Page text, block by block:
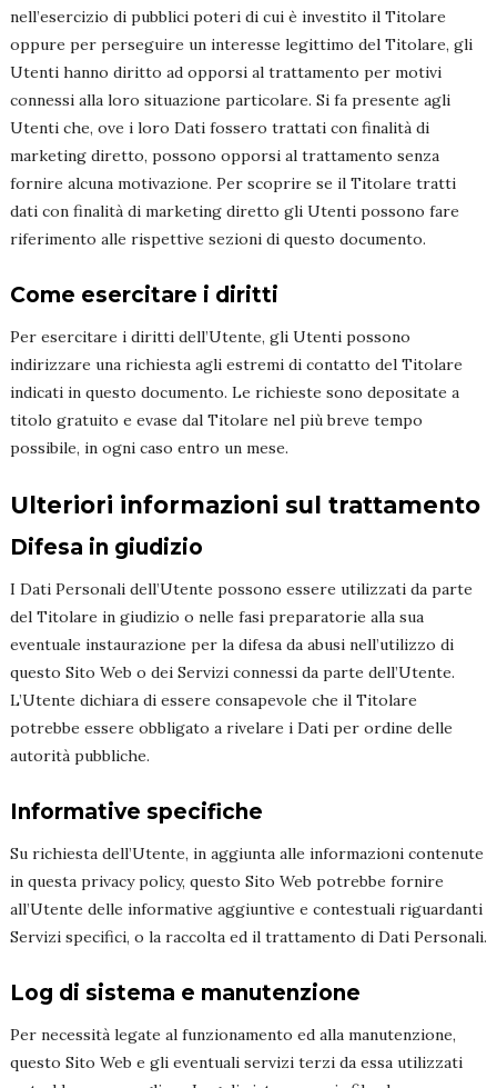
nell’esercizio di pubblici poteri di cui è investito il Titolare
oppure per perseguire un interesse legittimo del Titolare, gli
Utenti hanno diritto ad opporsi al trattamento per motivi
connessi alla loro situazione particolare. Si fa presente agli
Utenti che, ove i loro Dati fossero trattati con finalità di
marketing diretto, possono opporsi al trattamento senza
fornire alcuna motivazione. Per scoprire se il Titolare tratti
dati con finalità di marketing diretto gli Utenti possono fare
riferimento alle rispettive sezioni di questo documento.
Come esercitare i diritti
Per esercitare i diritti dell’Utente, gli Utenti possono
indirizzare una richiesta agli estremi di contatto del Titolare
indicati in questo documento. Le richieste sono depositate a
titolo gratuito e evase dal Titolare nel più breve tempo
possibile, in ogni caso entro un mese.
Ulteriori informazioni sul trattamento
Difesa in giudizio
I Dati Personali dell’Utente possono essere utilizzati da parte
del Titolare in giudizio o nelle fasi preparatorie alla sua
eventuale instaurazione per la difesa da abusi nell’utilizzo di
questo Sito Web o dei Servizi connessi da parte dell’Utente.
L’Utente dichiara di essere consapevole che il Titolare
potrebbe essere obbligato a rivelare i Dati per ordine delle
autorità pubbliche.
Informative specifiche
Su richiesta dell’Utente, in aggiunta alle informazioni contenute
in questa privacy policy, questo Sito Web potrebbe fornire
all’Utente delle informative aggiuntive e contestuali riguardanti
Servizi specifici, o la raccolta ed il trattamento di Dati Personali.
Log di sistema e manutenzione
Per necessità legate al funzionamento ed alla manutenzione,
questo Sito Web e gli eventuali servizi terzi da essa utilizzati